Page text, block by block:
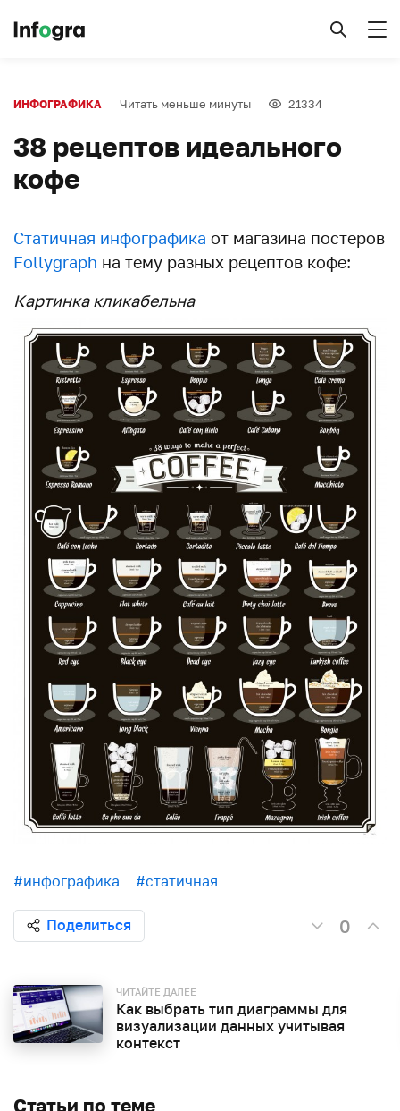
ИНФОГРАФИКА Читать меньше минуты 21334
38 рецептов идеального
кофе
Статичная инфографика от магазина постеров
Follygraph на тему разных рецептов кофе:
Картинка кликабельна
#инфографика #статичная
Поделиться 0
ЧИТАЙТЕ ДАЛЕЕ
Как выбрать тип диаграммы для
визуализации данных учитывая
контекст
Статьи по теме